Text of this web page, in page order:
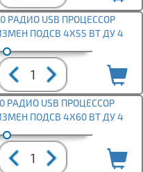
РАДИО USB ПРОЦЕССОР
ИЗМЕН ПОДСВ 4Х55 ВТ ДУ 4
РАДИО USB ПРОЦЕССОР
ИЗМЕН ПОДСВ 4Х60 ВТ ДУ 4